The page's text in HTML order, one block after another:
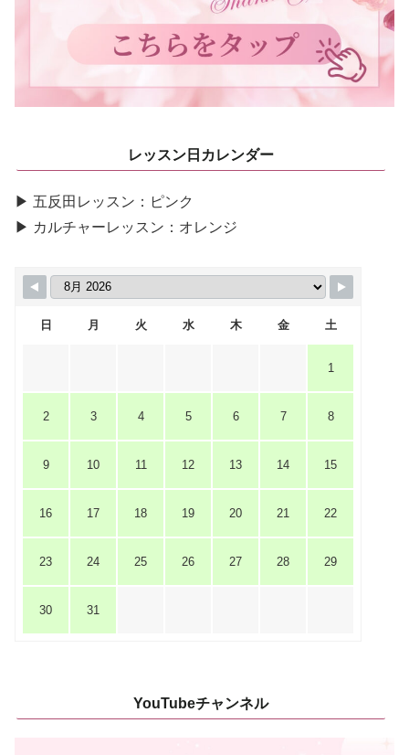
レッスン日カレンダー
▶ 五反田レッスン：ピンク
▶ カルチャーレッスン：オレンジ
日 月 火 水 木 金 土
1
2 3 4 5 6 7 8
9 10 11 12 13 14 15
16 17 18 19 20 21 22
23 24 25 26 27 28 29
30 31
YouTubeチャンネル